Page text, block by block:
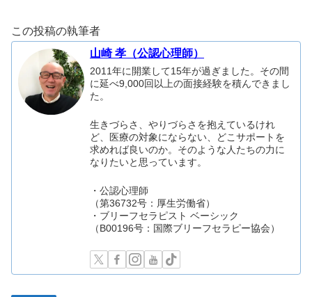
この投稿の執筆者
山崎 孝（公認心理師）
2011年に開業して15年が過ぎました。その間
に延べ9,000回以上の面接経験を積んできまし
た。
生きづらさ、やりづらさを抱えているけれ
ど、医療の対象にならない、どこサポートを
求めれば良いのか。そのような人たちの力に
なりたいと思っています。
・公認心理師
（第36732号：厚生労働省）
・ブリーフセラピスト ベーシック
（B00196号：国際ブリーフセラピー協会）